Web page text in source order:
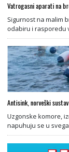
Vatrogasni aparati na
Sigurnost na malim
odabiru i rasporedu
Antisink, norveški
Uzgonske komore,
napuhuju se u